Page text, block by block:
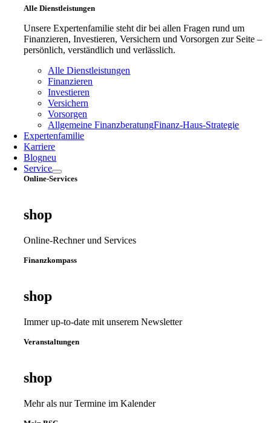
Alle Dienstleistungen
Unsere Expertenfamilie steht dir bei allen Fragen rund um
Finanzieren, Investieren, Versichern und Vorsorgen zur Seite –
persönlich, verständlich und verlässlich.
Alle Dienstleistungen
Finanzieren
Investieren
Versichern
Vorsorgen
Allgemeine FinanzberatungFinanz‑Haus‑Strategie
Expertenfamilie
Karriere
Blogneu
Service
Online-Services
shop
Online-Rechner und Services
Finanzkompass
shop
Immer up-to-date mit unserem Newsletter
Veranstaltungen
shop
Mehr als nur Termine im Kalender